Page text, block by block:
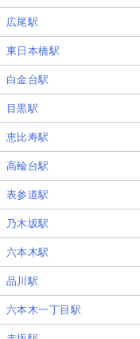
広尾駅
東日本橋駅
白金台駅
目黒駅
恵比寿駅
高輪台駅
表参道駅
乃木坂駅
六本木駅
品川駅
六本木一丁目駅